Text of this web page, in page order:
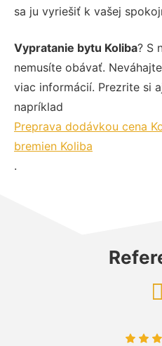
sa ju vyriešiť k vašej
Vypratanie bytu Koliba? S
nemusíte obávať.
viac informácií. Prezrite si
napríklad
Preprava dodávkou cena
bremien Koliba
.